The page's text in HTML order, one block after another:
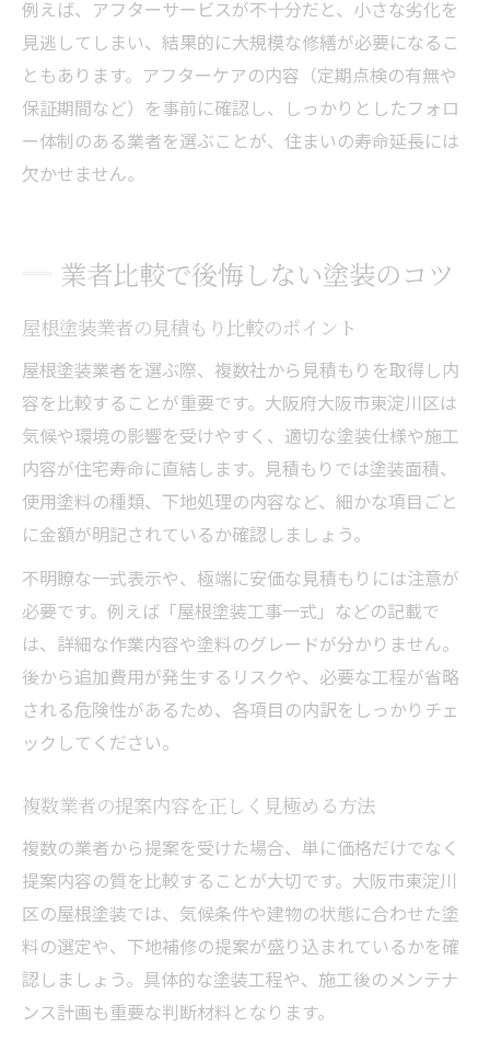
例えば、アフターサービスが不十分だと、小さな劣化を
見逃してしまい、結果的に大規模な修繕が必要になるこ
ともあります。アフターケアの内容（定期点検の有無や
保証期間など）を事前に確認し、しっかりとしたフォロ
ー体制のある業者を選ぶことが、住まいの寿命延長には
欠かせません。
業者比較で後悔しない塗装のコツ
屋根塗装業者の見積もり比較のポイント
屋根塗装業者を選ぶ際、複数社から見積もりを取得し内
容を比較することが重要です。大阪府大阪市東淀川区は
気候や環境の影響を受けやすく、適切な塗装仕様や施工
内容が住宅寿命に直結します。見積もりでは塗装面積、
使用塗料の種類、下地処理の内容など、細かな項目ごと
に金額が明記されているか確認しましょう。
不明瞭な一式表示や、極端に安価な見積もりには注意が
必要です。例えば「屋根塗装工事一式」などの記載で
は、詳細な作業内容や塗料のグレードが分かりません。
後から追加費用が発生するリスクや、必要な工程が省略
される危険性があるため、各項目の内訳をしっかりチェ
ックしてください。
複数業者の提案内容を正しく見極める方法
複数の業者から提案を受けた場合、単に価格だけでなく
提案内容の質を比較することが大切です。大阪市東淀川
区の屋根塗装では、気候条件や建物の状態に合わせた塗
料の選定や、下地補修の提案が盛り込まれているかを確
認しましょう。具体的な塗装工程や、施工後のメンテナ
ンス計画も重要な判断材料となります。